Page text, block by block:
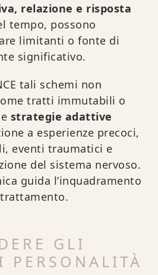
relazione e risposta
tempo, possono
limitanti o fonte di
significativo.
tali schemi non
tratti immutabili o
strategie adattive
a esperienze precoci,
eventi traumatici e
del sistema nervoso.
guida l’inquadramento
GLI
PERSONALITÀ